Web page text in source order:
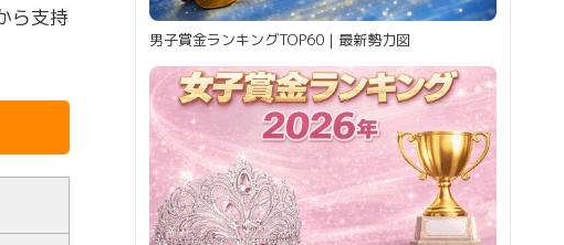
ら支持
男子賞金ランキングTOP60｜最新勢力図